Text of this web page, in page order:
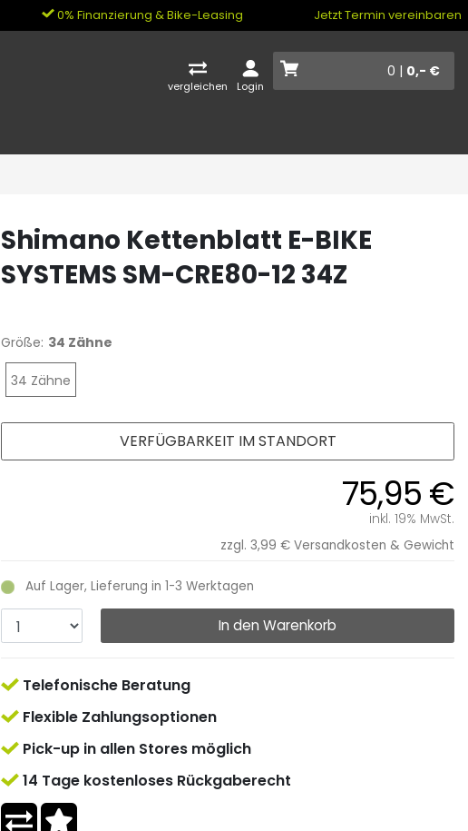
0% Finanzierung & Bike-Leasing Jetzt Termin vereinbaren
vergleichen Login
0 | 0,- €
Shimano Kettenblatt E-BIKE
SYSTEMS SM-CRE80-12 34Z
Größe: 34 Zähne
34 Zähne
75,95 €
inkl. 19% MwSt.
zzgl. 3,99 € Versandkosten & Gewicht
Auf Lager, Lieferung in 1-3 Werktagen
In den Warenkorb
VERFÜGBARKEIT IM STANDORT
Telefonische Beratung
Flexible Zahlungsoptionen
Pick-up in allen Stores möglich
14 Tage kostenloses Rückgaberecht